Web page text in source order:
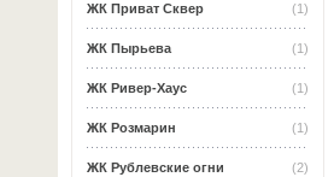
(1)
ЖК Приват Сквер
(1)
ЖК Пырьева
(1)
ЖК Ривер-Хаус
(1)
ЖК Розмарин
(2)
ЖК Рублевские огни